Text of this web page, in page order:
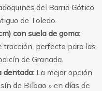
del Barrio Gótico
de Toledo.
con suela de goma:
tracción, perfecto para las
de Granada.
dentada: La mejor opción
de Bilbao » en días de